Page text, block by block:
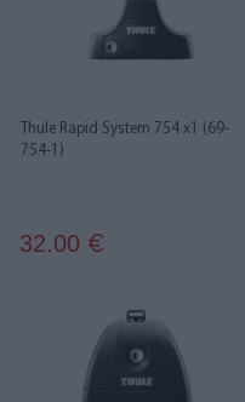
Thule Rapid System 754 x1 (69-
754-1)
32.00 €